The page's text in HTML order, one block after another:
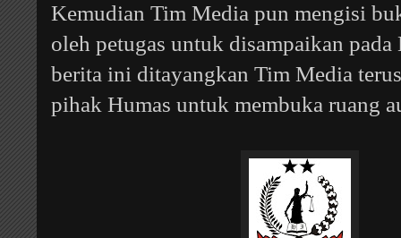
Kemudian Tim Media pun mengisi
oleh petugas untuk disampaikan
berita ini ditayangkan Tim Media
pihak Humas untuk membuka ruang